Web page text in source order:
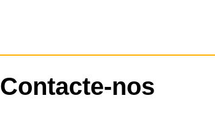
Contacte-nos